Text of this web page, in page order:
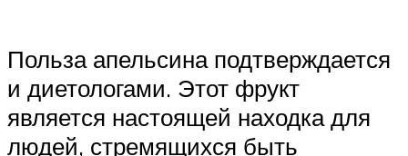
Польза апельсина подтверждается
и диетологами. Этот фрукт
является настоящей находка для
людей, стремящихся быть